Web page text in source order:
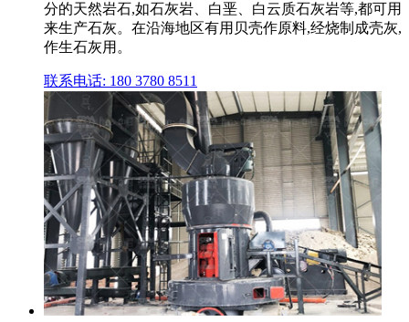
分的天然岩石,如石灰岩、白垩、白云质石灰岩等,都可用
来生产石灰。在沿海地区有用贝壳作原料,经烧制成壳灰,
作生石灰用。
联系电话: 180 3780 8511